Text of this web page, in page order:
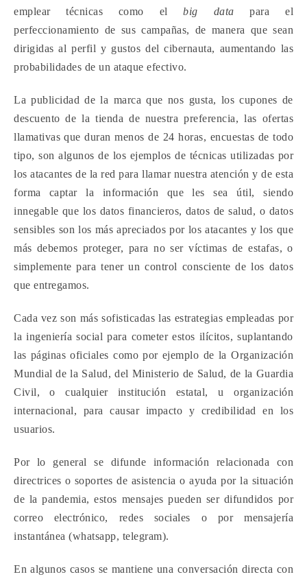
emplear técnicas como elbig data para el
perfeccionamiento de sus campañas, de manera que sean
dirigidas al perfil y gustos del cibernauta, aumentando las
probabilidades de un ataque efectivo.
La publicidad de la marca que nos gusta, los cupones de
descuento de la tienda de nuestra preferencia, las ofertas
llamativas que duran menos de 24 horas, encuestas de todo
tipo, son algunos de los ejemplos de técnicas utilizadas por
los atacantes de la red para llamar nuestra atención y de esta
forma captar la información que les sea útil, siendo
innegable que los datos financieros, datos de salud, o datos
sensibles son los más apreciados por los atacantes y los que
más debemos proteger, para no ser víctimas de estafas, o
simplemente para tener un control consciente de los datos
que entregamos.
Cada vez son más sofisticadas las estrategias empleadas por
la ingeniería social para cometer estos ilícitos, suplantando
las páginas oficiales como por ejemplo de la Organización
Mundial de la Salud, del Ministerio de Salud, de la Guardia
Civil, o cualquier institución estatal, u organización
internacional, para causar impacto y credibilidad en los
usuarios.
Por lo general se difunde información relacionada con
directrices o soportes de asistencia o ayuda por la situación
de la pandemia, estos mensajes pueden ser difundidos por
correo electrónico, redes sociales o por mensajería
instantánea (whatsapp, telegram).
En algunos casos se mantiene una conversación directa con